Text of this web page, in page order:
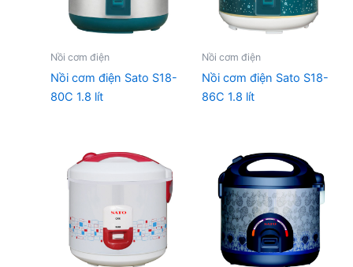
Nồi cơm điện
Nồi cơm điện Sato S18-
80C 1.8 lít
Nồi cơm điện
Nồi cơm điện Sato S18-
86C 1.8 lít